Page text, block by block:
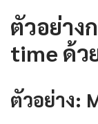
ตัวอย่าง
time ด้ว
ตัวอย่าง: